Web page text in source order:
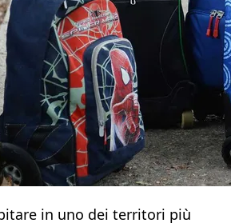
in uno dei territori più